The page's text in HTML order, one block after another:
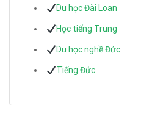
Du học Đài Loan
Học tiếng Trung
Du học nghề Đức
Tiếng Đức